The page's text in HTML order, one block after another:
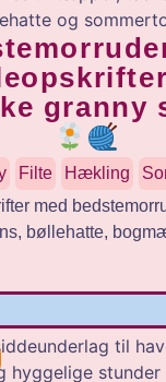
granny
Filte Hækling
med
bøllehatte,